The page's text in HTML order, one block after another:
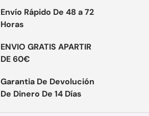
Envío Rápido De 48 a 72
Horas
ENVIO GRATIS APARTIR
DE 60€
Garantia De Devolución
De Dinero De 14 Días